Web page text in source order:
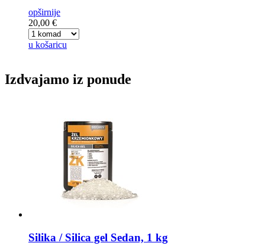
opširnije
20,00 €
u košaricu
Izdvajamo iz ponude
Silika / Silica gel Sedan, 1 kg